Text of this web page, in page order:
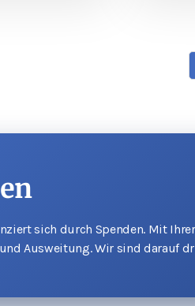
sich durch Spenden. Mit
Ausweitung. Wir sind darauf